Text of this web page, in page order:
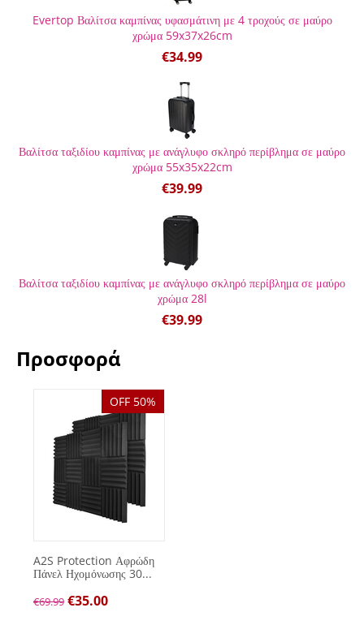
Evertop Βαλίτσα καμπίνας υφασμάτινη με 4 τροχούς σε μαύρο
χρώμα 59x37x26cm
€34.99
Βαλίτσα ταξιδίου καμπίνας με ανάγλυφο σκληρό περίβλημα σε μαύρο
χρώμα 55x35x22cm
€39.99
Βαλίτσα ταξιδίου καμπίνας με ανάγλυφο σκληρό περίβλημα σε μαύρο
χρώμα 28l
€39.99
Προσφορά
OFF 50%
A2S Protection Αφρώδη
Πάνελ Ηχομόνωσης 30...
€69.99 €35.00